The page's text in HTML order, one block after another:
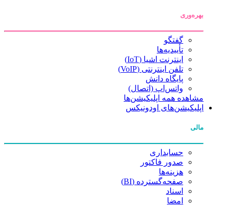
بهره‌وری
گفتگو
تأییدیه‌ها
اینترنت اشیا (IoT)
تلفن اینترنتی (VoIP)
پایگاه دانش
واتس‌اپ (اتصال)
مشاهده همه اپلیکیشن‌ها
اپلیکیشن‌های اودونیکس
مالی
حسابداری
صدور فاکتور
هزینه‌ها
صفحه‌گسترده (BI)
اسناد
امضا